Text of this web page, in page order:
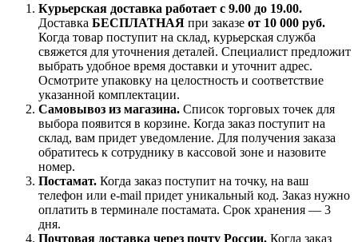
Курьерская доставка работает с 9.00 до 19.00.
Доставка БЕСПЛАТНАЯ при заказе от 10 000 руб.
Когда товар поступит на склад, курьерская служба
свяжется для уточнения деталей. Специалист предложит
выбрать удобное время доставки и уточнит адрес.
Осмотрите упаковку на целостность и соответствие
указанной комплектации.
Самовывоз из магазина. Список торговых точек для
выбора появится в корзине. Когда заказ поступит на
склад, вам придет уведомление. Для получения заказа
обратитесь к сотруднику в кассовой зоне и назовите
номер.
Постамат. Когда заказ поступит на точку, на ваш
телефон или e-mail придет уникальный код. Заказ нужно
оплатить в терминале постамата. Срок хранения — 3
дня.
Почтовая доставка через почту России. Когда заказ